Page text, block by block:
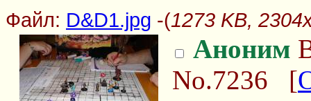
Файл: D&D1.jpg -(1273 KB,
Аноним
No.7236 [